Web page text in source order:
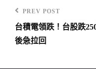
文
Previous
Post
PREV POST
台積電領跌！台股跌
後急拉回